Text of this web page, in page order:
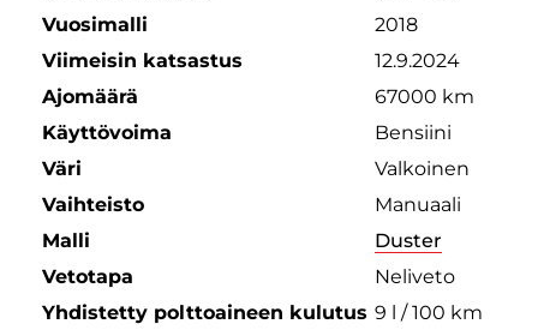
Vuosimalli
2018
Viimeisin katsastus
12.9.2024
Ajomäärä
67000 km
Käyttövoima
Bensiini
Väri
Valkoinen
Vaihteisto
Manuaali
Malli
Duster
Vetotapa
Neliveto
Yhdistetty polttoaineen kulutus 9 l / 100 km